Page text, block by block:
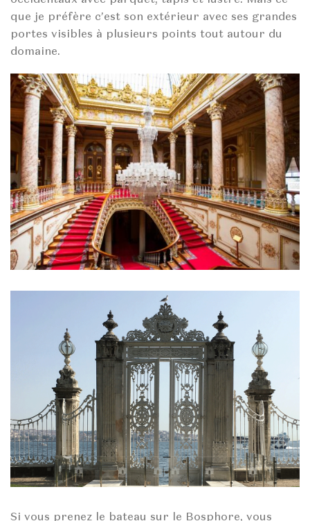
que je préfère c’est son extérieur avec ses grandes
portes visibles à plusieurs points tout autour du
domaine.
Si vous prenez le bateau sur le Bosphore, vous